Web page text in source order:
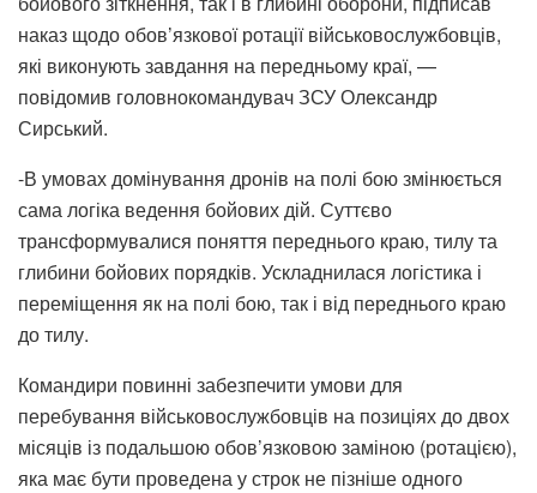
наказ щодо обов’язкової ротації військовослужбовців,
які виконують завдання на передньому краї, —
повідомив головнокомандувач ЗСУ Олександр
Сирський.
-В умовах домінування дронів на полі бою змінюється
сама логіка ведення бойових дій. Суттєво
трансформувалися поняття переднього краю, тилу та
глибини бойових порядків. Ускладнилася логістика і
переміщення як на полі бою, так і від переднього краю
до тилу.
Командири повинні забезпечити умови для
перебування військовослужбовців на позиціях до двох
місяців із подальшою обов’язковою заміною (ротацією),
яка має бути проведена у строк не пізніше одного